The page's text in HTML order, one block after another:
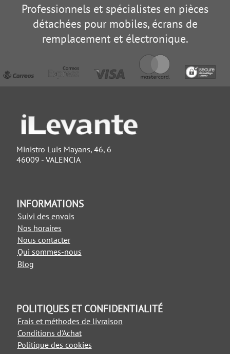
Professionnels et spécialistes en pièces
détachées pour mobiles, écrans de
remplacement et électronique.
Ministro Luis Mayans, 46, 6
46009 - VALENCIA
INFORMATIONS
Suivi des envois
Nos horaires
Nous contacter
Qui sommes-nous
Blog
POLITIQUES ET CONFIDENTIALITÉ
Frais et méthodes de livraison
Conditions d'Achat
Politique des cookies